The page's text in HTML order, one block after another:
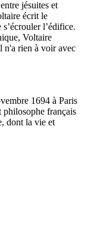
jésuites et
écrit le
l’édifice.
Voltaire
n'a rien à voir avec
1694 à Paris
philosophe français
dont la vie et